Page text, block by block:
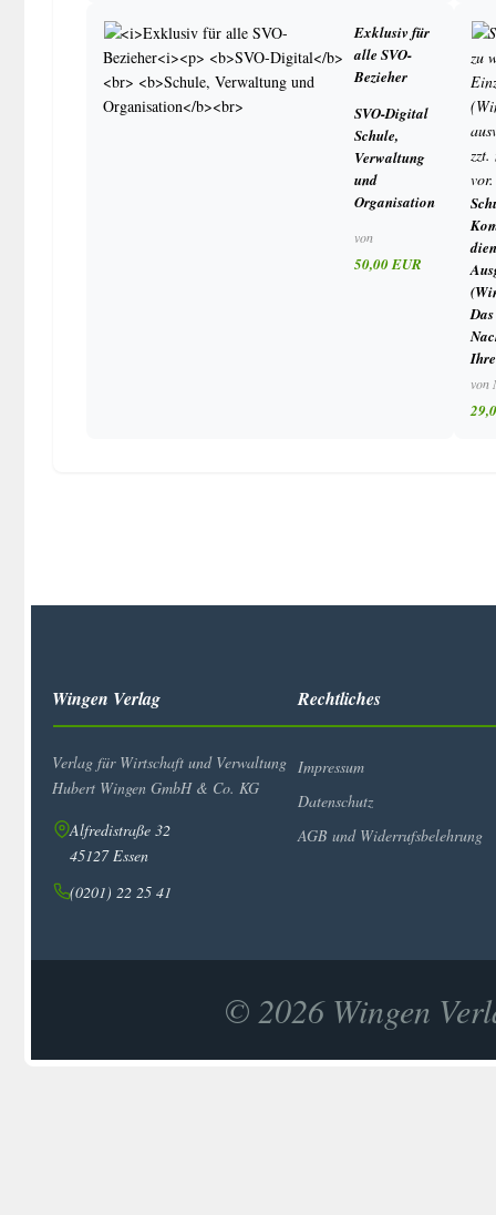
Exklusiv für
alle SVO-
Bezieher
SVO-Digital
Schule,
Verwaltung
und
Organisation
von
50,00 EUR
von
Wingen Verlag
Verlag für Wirtschaft und Verwaltung
Hubert Wingen GmbH & Co. KG
Alfredistraße 32
45127 Essen
(0201) 22 25 41
Rechtliches
Impressum
Datenschutz
AGB und Widerrufsbelehrung
© 2026 Wingen